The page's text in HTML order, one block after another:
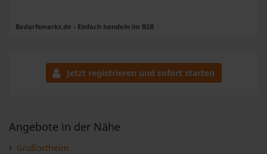
Bedarfsmarkt.de - Einfach handeln im B2B
Jetzt registrieren und sofort starten
Angebote in der Nähe
Großostheim